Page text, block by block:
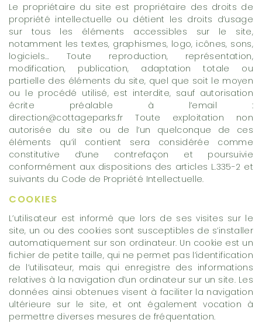
Le propriétaire du site est propriétaire des droits de
propriété intellectuelle ou détient les droits d’usage
sur tous les éléments accessibles sur le site,
notamment les textes, graphismes, logo, icônes, sons,
logiciels… Toute reproduction, représentation,
modification, publication, adaptation totale ou
partielle des éléments du site, quel que soit le moyen
ou le procédé utilisé, est interdite, sauf autorisation
écrite préalable à l’email :
direction@cottageparks.fr Toute exploitation non
autorisée du site ou de l’un quelconque de ces
éléments qu’il contient sera considérée comme
constitutive d’une contrefaçon et poursuivie
conformément aux dispositions des articles L.335-2 et
suivants du Code de Propriété Intellectuelle.
COOKIES
L’utilisateur est informé que lors de ses visites sur le
site, un ou des cookies sont susceptibles de s’installer
automatiquement sur son ordinateur. Un cookie est un
fichier de petite taille, qui ne permet pas l’identification
de l’utilisateur, mais qui enregistre des informations
relatives à la navigation d’un ordinateur sur un site. Les
données ainsi obtenues visent à faciliter la navigation
ultérieure sur le site, et ont également vocation à
permettre diverses mesures de fréquentation.